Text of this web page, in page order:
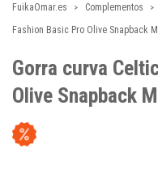
FuikaOmar.es Complementos
Fashion Basic Pro Olive Snapback
Gorra curva
Olive Snapback